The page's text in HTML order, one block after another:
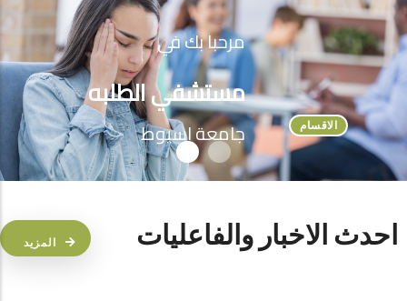
مرحبا بك في
مستشفي الطلبه
جامعة اسيوط الاقسام
احدث الاخبار والفاعليات المزيد